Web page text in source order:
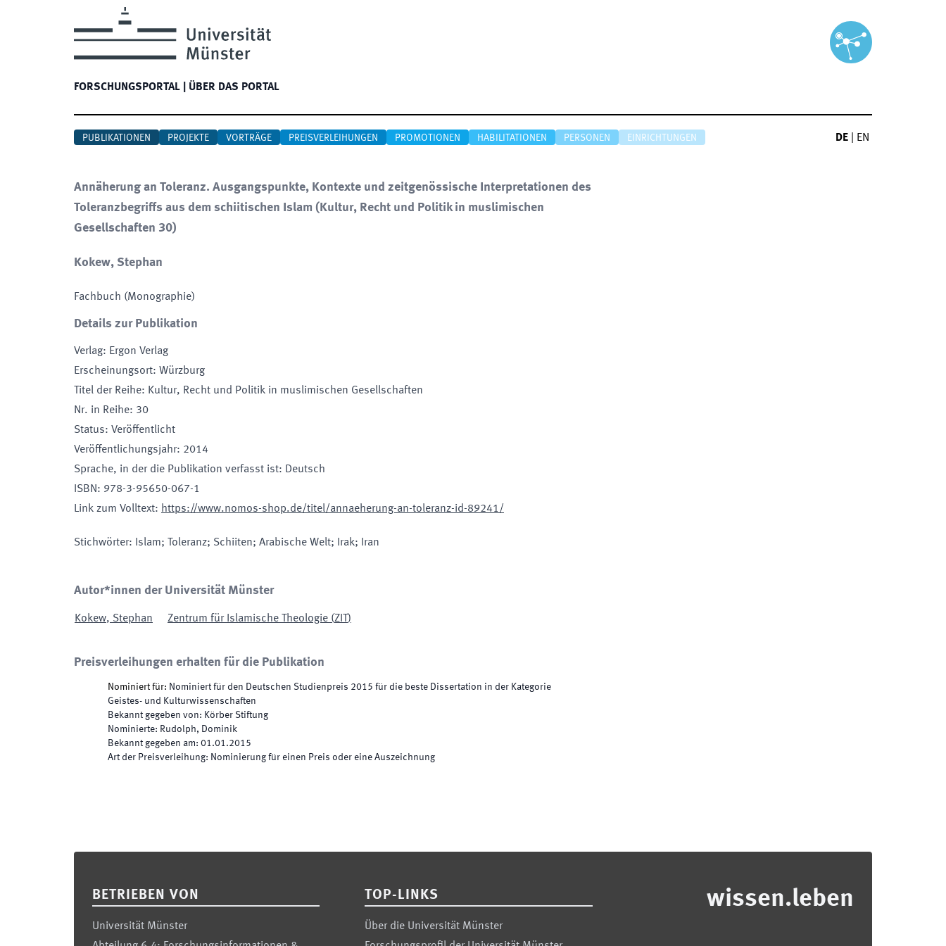
FORSCHUNGSPORTAL ÜBER DAS PORTAL
PUBLIKATIONEN PROJEKTE VORTRÄGE PREISVERLEIHUNGEN PROMOTIONEN HABILITATIONEN PERSONEN EINRICHTUNGEN DE EN
Annäherung an Toleranz. Ausgangspunkte, Kontexte und zeitgenössische Interpretationen des
Toleranzbegriffs aus dem schiitischen Islam (Kultur, Recht und Politik in muslimischen
Gesellschaften 30)
Kokew, Stephan
Fachbuch (Monographie)
Details zur Publikation
Verlag: Ergon Verlag
Erscheinungsort: Würzburg
Titel der Reihe: Kultur, Recht und Politik in muslimischen Gesellschaften
Nr. in Reihe: 30
Status: Veröffentlicht
Veröffentlichungsjahr: 2014
Sprache, in der die Publikation verfasst ist: Deutsch
ISBN: 978-3-95650-067-1
Link zum Volltext: https://www.nomos-shop.de/titel/annaeherung-an-toleranz-id-89241/
Stichwörter: Islam; Toleranz; Schiiten; Arabische Welt; Irak; Iran
Autor*innen der Universität Münster
Kokew, Stephan Zentrum für Islamische Theologie (ZIT )
Preisverleihungen erhalten für die Publikation
Nominiert für: Nominiert für den Deutschen Studienpreis 2015 für die beste Dissertation in der Kategorie
Geistes- und Kulturwissenschaften
Bekannt gegeben von: Körber Stiftung
Nominierte: Rudolph, Dominik
Bekannt gegeben am: 01.01.2015
Art der Preisverleihung: Nominierung für einen Preis oder eine Auszeichnung
BETRIEBEN VON
Universität Münster
TOP-LINKS
Über die Universität Münster
wissen.leben